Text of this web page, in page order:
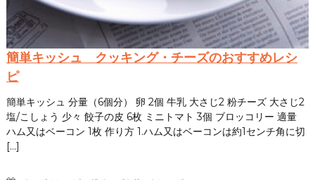
簡単キッシュ クッキング・チーズのおすすめレシ
ピ
簡単キッシュ 分量（6個分） 卵 2個 牛乳 大さじ2 粉チーズ 大さじ2
塩/こしょう 少々 餃子の皮 6枚 ミニトマト 3個 ブロッコリー 適量
ハム又はベーコン 1枚 作り方 1.ハム又はベーコンは約1センチ角に切
[…]